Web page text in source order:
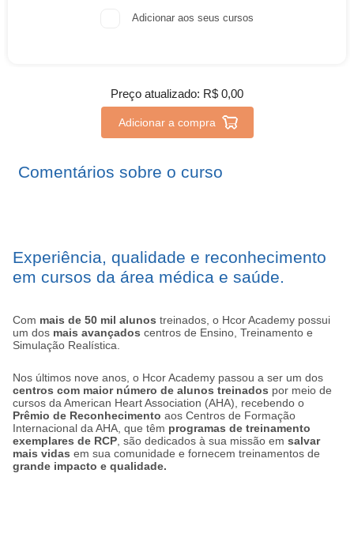
Adicionar aos seus cursos
Preço atualizado: R$ 0,00
Adicionar a compra
Comentários sobre o curso
Experiência, qualidade e reconhecimento
em cursos da área médica e saúde.
Com mais de 50 mil alunos treinados, o Hcor Academy possui
um dos mais avançados centros de Ensino, Treinamento e
Simulação Realística.
Nos últimos nove anos, o Hcor Academy passou a ser um dos
centros com maior número de alunos treinados por meio de
cursos da American Heart Association (AHA), recebendo o
Prêmio de Reconhecimento aos Centros de Formação
Internacional da AHA, que têm programas de treinamento
exemplares de RCP , são dedicados à sua missão em salvar
mais vidas em sua comunidade e fornecem treinamentos de
grande impacto e qualidade.